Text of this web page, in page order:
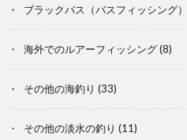
ブラックバス（バスフィッシング）
海外でのルアーフィッシング(8)
その他の海釣り (33)
その他の淡水の釣り (11)